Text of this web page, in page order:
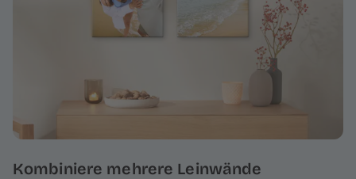
Kombiniere mehrere Leinwände